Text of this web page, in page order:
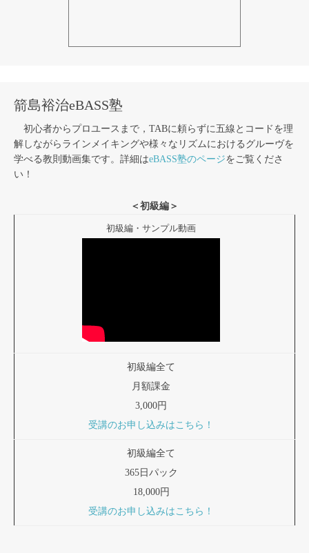
箭島裕治eBASS塾
初心者からプロユースまで，TABに頼らずに五線とコードを理
解しながらラインメイキングや様々なリズムにおけるグルーヴを
学べる教則動画集です。詳細はeBASS塾のページをご覧くださ
い！
＜初級編＞
初級編・サンプル動画
初級編全て
月額課金
3,000円
受講のお申し込みはこちら！
初級編全て
365日パック
18,000円
受講のお申し込みはこちら！